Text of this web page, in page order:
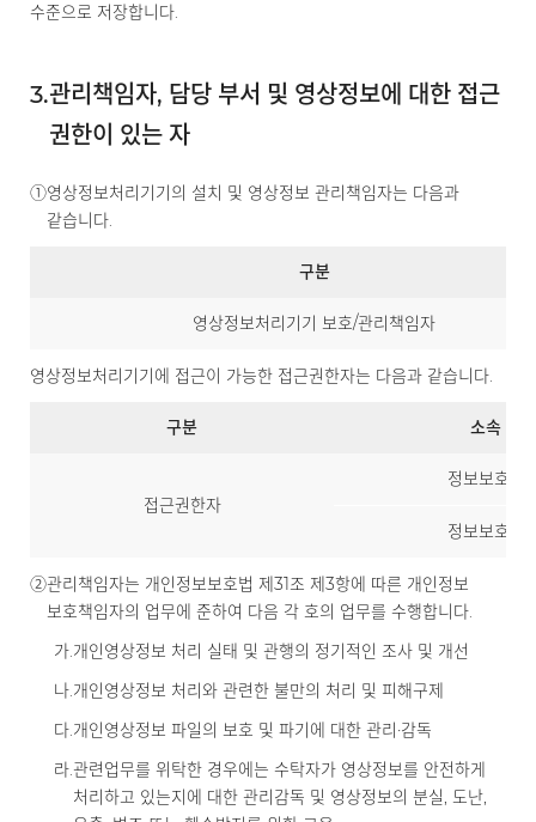
수준으로 저장합니다.
3.관리책임자, 담당 부서 및 영상정보에 대한 접근
권한이 있는 자
①영상정보처리기기의 설치 및 영상정보 관리책임자는 다음과
같습니다.
구분
영상정보처리기기 보호/관리책임자
영상정보처리기기에 접근이 가능한 접근권한자는 다음과 같습니다.
구분 소속
접근권한자
정보보호팀
정보보호팀
②관리책임자는 개인정보보호법 제31조 제3항에 따른 개인정보
보호책임자의 업무에 준하여 다음 각 호의 업무를 수행합니다.
가.개인영상정보 처리 실태 및 관행의 정기적인 조사 및 개선
나.개인영상정보 처리와 관련한 불만의 처리 및 피해구제
다.개인영상정보 파일의 보호 및 파기에 대한 관리·감독
라.관련업무를 위탁한 경우에는 수탁자가 영상정보를 안전하게
처리하고 있는지에 대한 관리감독 및 영상정보의 분실, 도난,